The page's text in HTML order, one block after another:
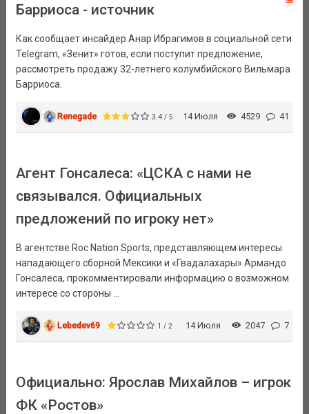
Барриоса - источник
Как сообщает инсайдер Анар Ибрагимов в социальной сети
Telegram, «Зенит» готов, если поступит предложение,
рассмотреть продажу 32-летнего колумбийского Вильмара
Барриоса.
Renegade 3.4 / 5 14 Июля 4529 41
Агент Гонсалеса: «ЦСКА с нами не
связывался. Официальных
предложений по игроку нет»
В агентстве Roc Nation Sports, представляющем интересы
нападающего сборной Мексики и «Гвадалахары» Армандо
Гонсалеса, прокомментировали информацию о возможном
интересе со стороны ...
Lebedev69 1 / 2 14 Июля 2047 7
Официально: Ярослав Михайлов – игрок
ФК «Ростов»